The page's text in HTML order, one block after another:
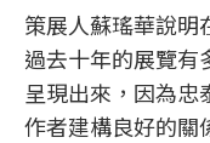
策展人蘇瑤華說明
過去十年的展覽有
呈現出來，因為忠
作者建構良好的關